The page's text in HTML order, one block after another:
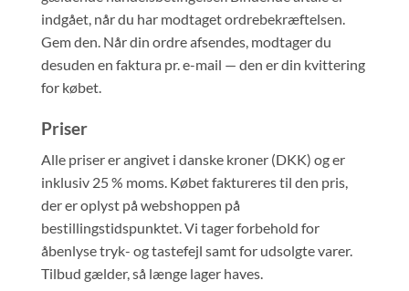
indgået, når du har modtaget ordrebekræftelsen.
Gem den. Når din ordre afsendes, modtager du
desuden en faktura pr. e-mail — den er din kvittering
for købet.
Priser
Alle priser er angivet i danske kroner (DKK) og er
inklusiv 25 % moms. Købet faktureres til den pris,
der er oplyst på webshoppen på
bestillingstidspunktet. Vi tager forbehold for
åbenlyse tryk- og tastefejl samt for udsolgte varer.
Tilbud gælder, så længe lager haves.